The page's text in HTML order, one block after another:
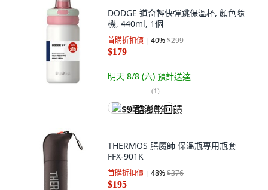
DODGE 道奇輕快彈跳保溫杯, 顏色隨
機, 440ml, 1個
首購折扣價 40%$299
$179
明天 8/8 (六) 預計送達
(1)
$9 酷澎幣回饋
THERMOS 膳魔師 保溫瓶專用瓶套
FFX-901K
首購折扣價 48%$376
$195